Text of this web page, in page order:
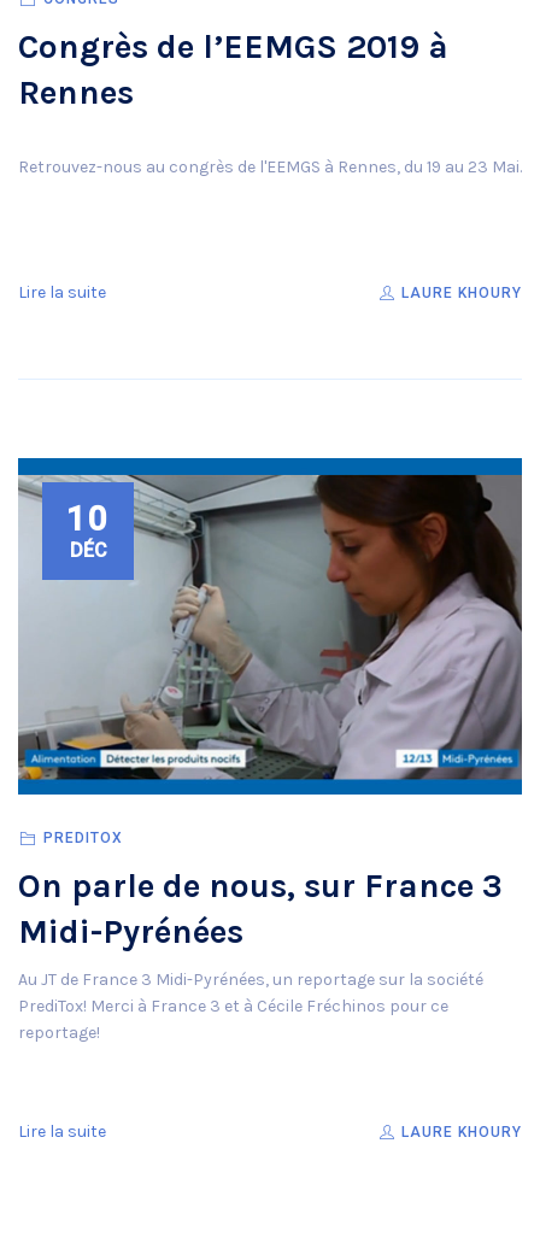
Congrès de l’EEMGS 2019 à
Rennes
Retrouvez-nous au congrès de l'EEMGS à Rennes, du 19 au 23 Mai.
Lire la suite LAURE KHOURY
10
DÉC
PREDITOX
On parle de nous, sur France 3
Midi-Pyrénées
Au JT de France 3 Midi-Pyrénées, un reportage sur la société
PrediTox! Merci à France 3 et à Cécile Fréchinos pour ce
reportage!
Lire la suite LAURE KHOURY